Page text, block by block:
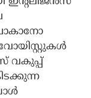
വകുപ്പ്